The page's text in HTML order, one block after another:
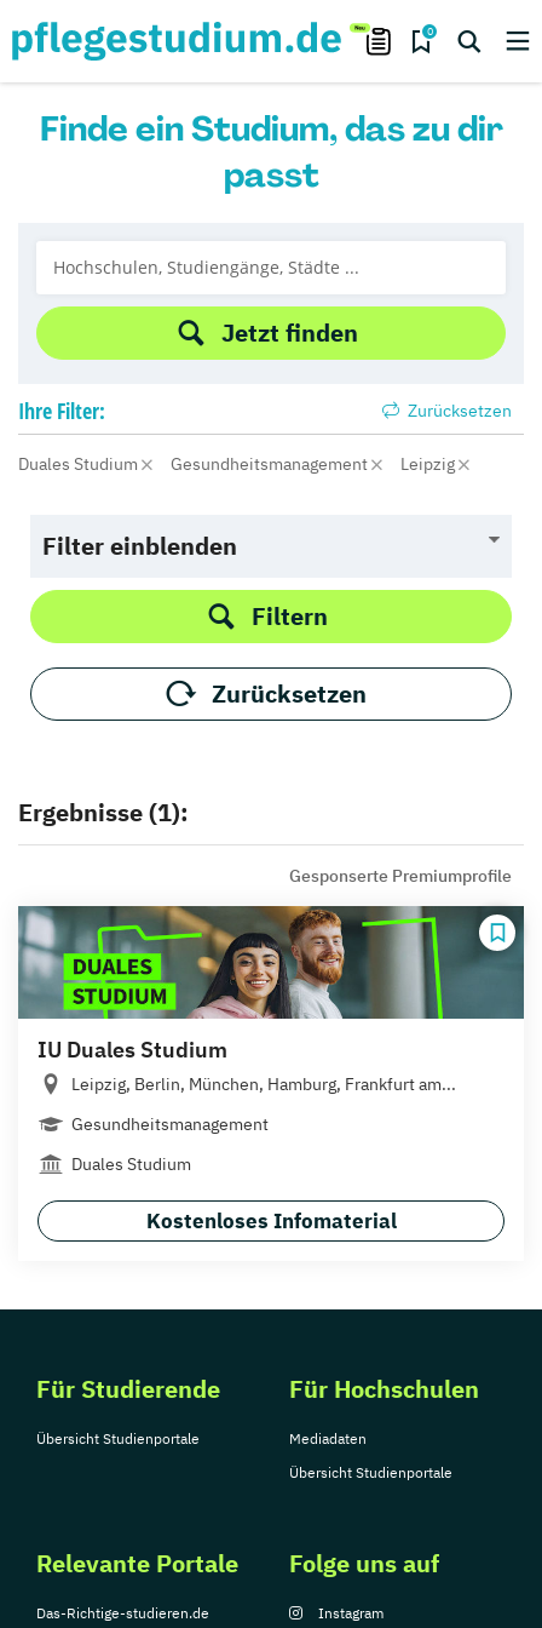
0
Finde ein Studium, das zu dir
passt
Jetzt finden
Ihre Filter: Zurücksetzen
Duales Studium Gesundheitsmanagement Leipzig
Filter einblenden
Filtern
Zurücksetzen
Ergebnisse (1):
Gesponserte Premiumprofile
IU Duales Studium
Leipzig, Berlin, München, Hamburg, Frankfurt am...
Gesundheitsmanagement
Duales Studium
Kostenloses Infomaterial
Für Studierende
Übersicht Studienportale
Für Hochschulen
Mediadaten
Übersicht Studienportale
Relevante Portale
Das-Richtige-studieren.de
Folge uns auf
Instagram